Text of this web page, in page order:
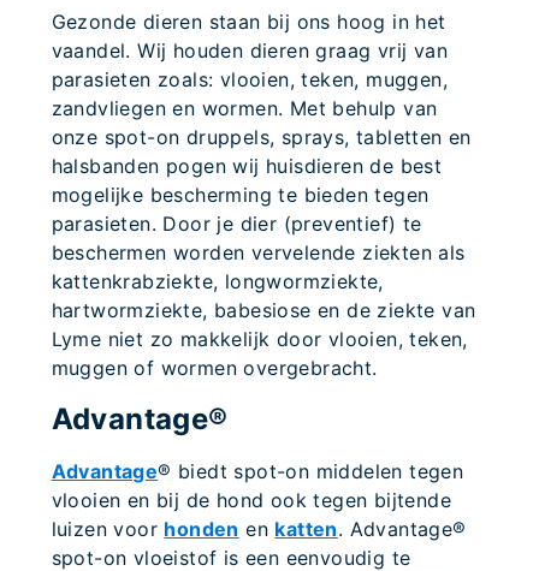
Gezonde dieren staan bij ons hoog in het
vaandel. Wij houden dieren graag vrij van
parasieten zoals: vlooien, teken, muggen,
zandvliegen en wormen. Met behulp van
onze spot-on druppels, sprays, tabletten en
halsbanden pogen wij huisdieren de best
mogelijke bescherming te bieden tegen
parasieten. Door je dier (preventief) te
beschermen worden vervelende ziekten als
kattenkrabziekte, longwormziekte,
hartwormziekte, babesiose en de ziekte van
Lyme niet zo makkelijk door vlooien, teken,
muggen of wormen overgebracht.
Advantage®
Advantage® biedt spot-on middelen tegen
vlooien en bij de hond ook tegen bijtende
luizen voor honden en katten. Advantage®
spot-on vloeistof is een eenvoudig te